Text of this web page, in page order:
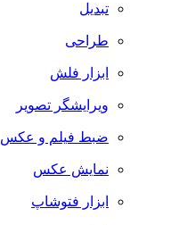
تبدیل
طراحی
ابزار فلش
ویرایشگر تصویر
ضبط فيلم و عكس
نمایش عکس
ابزار فتوشاپ